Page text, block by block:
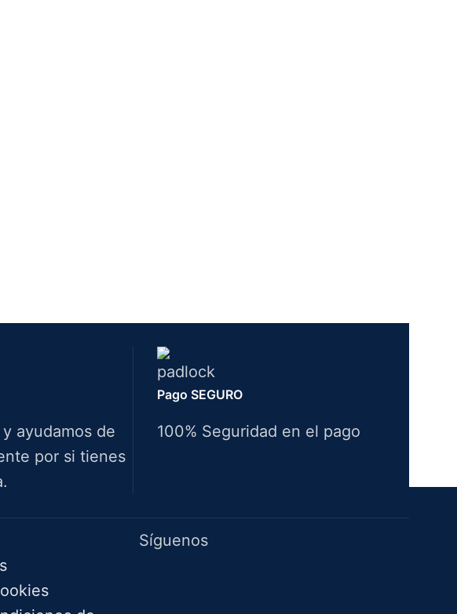
ayudamos de
por si tienes
Pago SEGURO
100% Seguridad en el pago
Síguenos